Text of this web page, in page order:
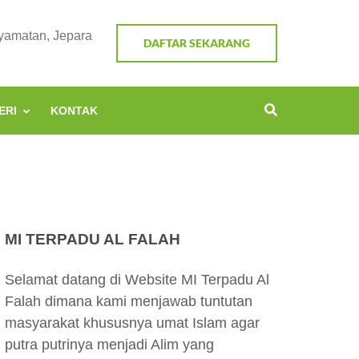
DAFTAR SEKARANG
Jepara
KONTAK
MI TERPADU AL FALAH
Selamat datang di Website MI Terpadu Al
Falah dimana kami menjawab tuntutan
masyarakat khususnya umat Islam agar
putra putrinya menjadi Alim yang